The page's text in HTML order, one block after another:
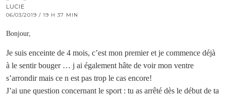
LUCIE
06/03/2019 / 19 H 37 MIN
Bonjour,
Je suis enceinte de 4 mois, c’est mon premier et je commence déjà
à le sentir bouger … j ai également hâte de voir mon ventre
s’arrondir mais ce n est pas trop le cas encore!
J’ai une question concernant le sport : tu as arrêté dès le début de ta